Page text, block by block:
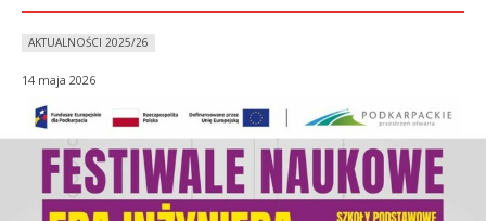
AKTUALNOŚCI 2025/26
14 maja 2026